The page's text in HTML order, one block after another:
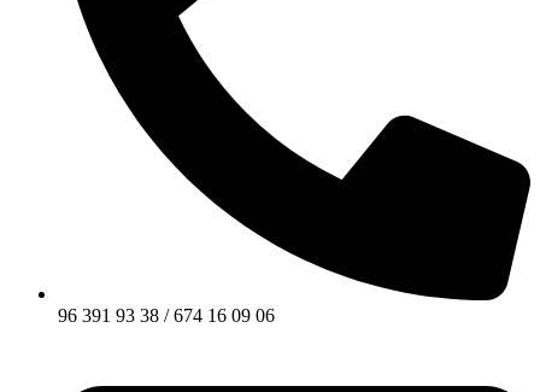
96 391 93 38 / 674 16 09 06